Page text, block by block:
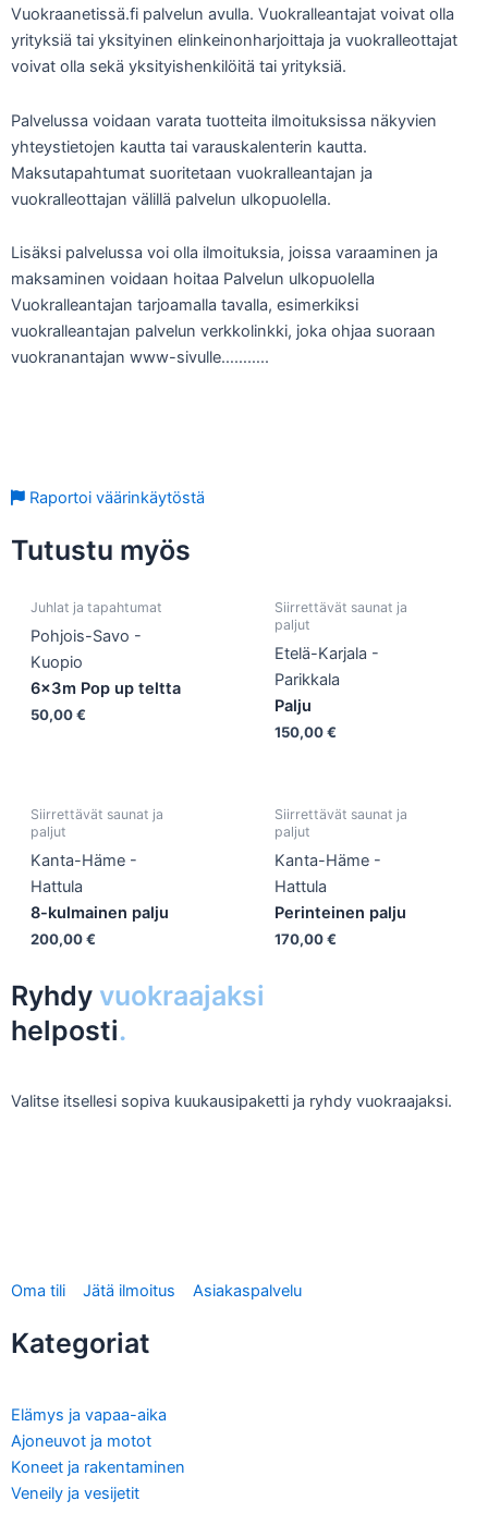
Vuokraanetissä.fi palvelun avulla. Vuokralleantajat voivat olla
yrityksiä tai yksityinen elinkeinonharjoittaja ja vuokralleottajat
voivat olla sekä yksityishenkilöitä tai yrityksiä.
Palvelussa voidaan varata tuotteita ilmoituksissa näkyvien
yhteystietojen kautta tai varauskalenterin kautta.
Maksutapahtumat suoritetaan vuokralleantajan ja
vuokralleottajan välillä palvelun ulkopuolella.
Lisäksi palvelussa voi olla ilmoituksia, joissa varaaminen ja
maksaminen voidaan hoitaa Palvelun ulkopuolella
Vuokralleantajan tarjoamalla tavalla, esimerkiksi
vuokralleantajan palvelun verkkolinkki, joka ohjaa suoraan
vuokranantajan www-sivulle………..
Raportoi väärinkäytöstä
Tutustu myös
Juhlat ja tapahtumat
Pohjois-Savo -
Kuopio
6x3m Pop up teltta
50,00€
Siirrettävät saunat ja
paljut
Etelä-Karjala -
Parikkala
Palju
150,00€
Siirrettävät saunat ja
paljut
Kanta-Häme -
Hattula
8-kulmainen palju
200,00€
Siirrettävät saunat ja
paljut
Kanta-Häme -
Hattula
Perinteinen palju
170,00€
Ryhdy vuokraajaksi
helposti.
Valitse itsellesi sopiva kuukausipaketti ja ryhdy vuokraajaksi.
Oma tili Jätä ilmoitus Asiakaspalvelu
Kategoriat
Elämys ja vapaa-aika
Ajoneuvot ja motot
Koneet ja rakentaminen
Veneily ja vesijetit